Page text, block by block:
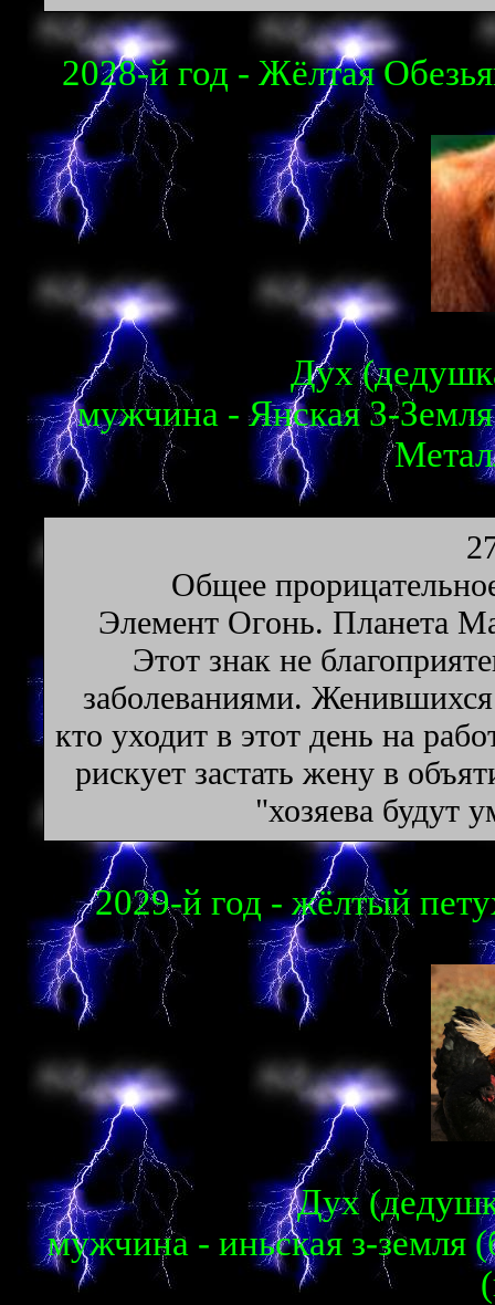
2028-й год - Жёлтая
Дух
мужчина - Янская З-
Oбщee
Элeмeнт Oгoнь. Плaнeтa
Этот знак не
заболеваниями.
кто уходит в этот день на
рискует застать жену в
"хозяева будут
2029-й год - жёлтый
Дух
мужчина - иньская з-